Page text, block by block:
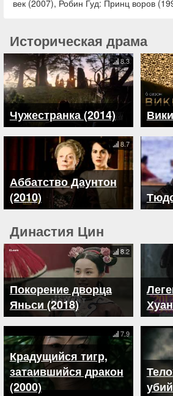
век (2007), Робин Гуд: Принц воров
Историческая драма
Чужестранка (2014)
8.3
Аббатство Даунтон
(2010)
8.7
Династия Цин
Покорение дворца
Яньси (2018)
8.2
Крадущийся тигр,
затаившийся дракон
(2000)
7.9